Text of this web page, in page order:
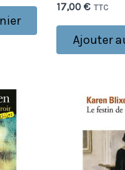
17,00 € TTC
Ajouter